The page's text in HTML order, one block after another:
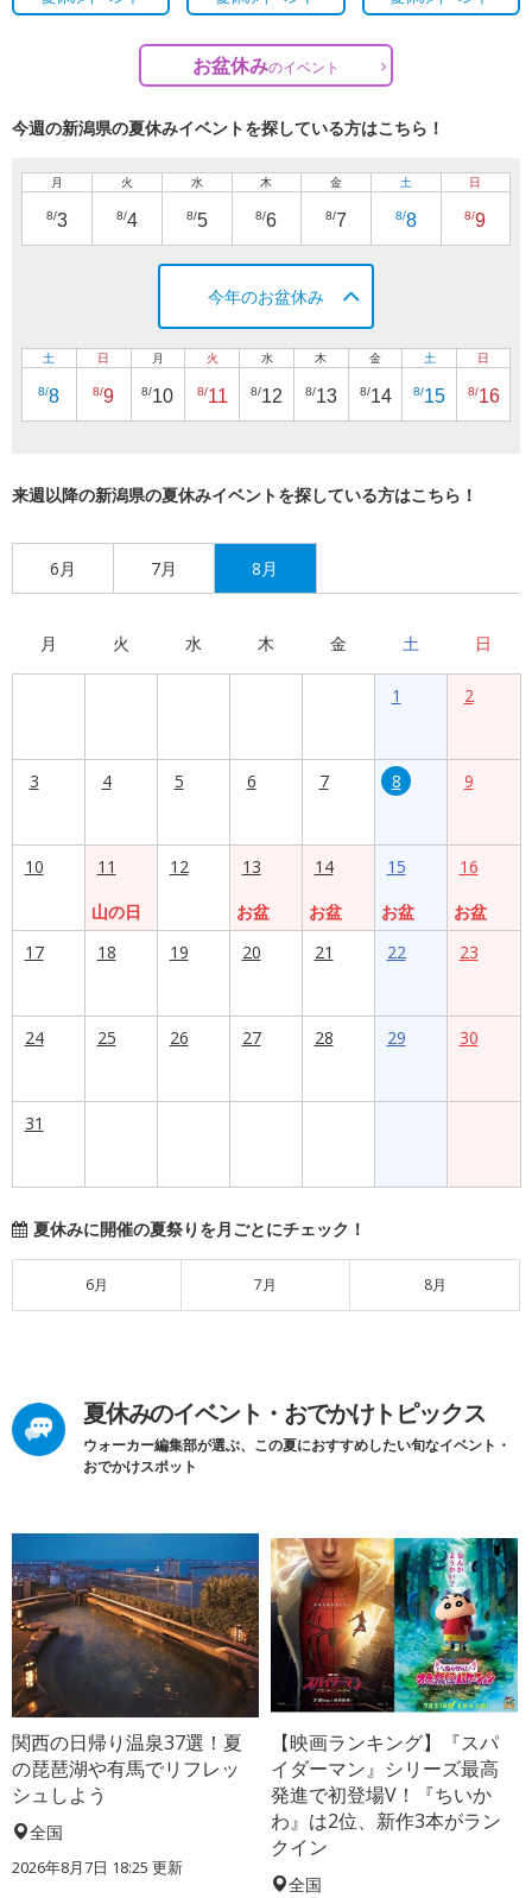
お盆休みのイベント
今週の新潟県の夏休みイベントを探している方はこちら！
月
8/3
火
8/4
水
8/5
木
8/6
金
8/7
土
8/8
日
8/9
今年のお盆休み
土
8/8
日
8/9
月
8/10
火
8/11
水
8/12
木
8/13
金
8/14
土
8/15
日
8/16
来週以降の新潟県の夏休みイベントを探している方はこちら！
6月 7月 8月
月 火 水 木 金 土 日
1 2
3 4 5 6 7 8 9
10
11
山の日
12
13
お盆
14
お盆
15
お盆
16
お盆
17
18 19 20 21 22 23
24 25 26 27 28 29 30
31
夏休みに開催の夏祭りを月ごとにチェック！
6月 7月 8月
夏休みのイベント・おでかけトピックス
ウォーカー編集部が選ぶ、この夏におすすめしたい旬なイベント・
おでかけスポット
関西の日帰り温泉37選！夏
の琵琶湖や有馬でリフレッ
シュしよう
全国
2026年8月7日 18:25 更新
【映画ランキング】『スパ
イダーマン』シリーズ最高
発進で初登場V！『ちいか
わ』は2位、新作3本がラン
クイン
全国